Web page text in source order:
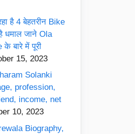
है 4 बेहतरीन Bike
धमाल जाने Ola
बारे में पूरी
15, 2023
Solanki
profession,
income, net
10, 2023
Biography,